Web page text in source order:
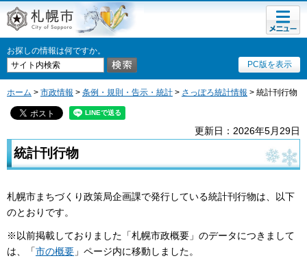
札幌市
お探しの情報は何ですか。
PC版を表示
メニュ
ー
ホーム > 市政情報 > 条例・規則・告示・統計 > さっぽろ統計情報 > 統計刊行物
更新日：2026年5月29日
統計刊行物
札幌市まちづくり政策局企画課で発行している統計刊行物は、以下
のとおりです。
※以前掲載しておりました「札幌市政概要」のデータにつきまして
は、「市の概要 」ページ内に移動しました。